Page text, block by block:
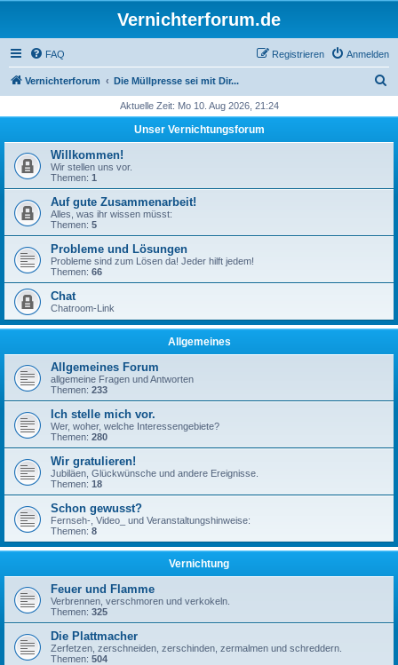
Vernichterforum.de
FAQ Anmelden
Registrieren
Vernichterforum Die Müllpresse sei mit Dir...
h
Aktuelle Zeit: Mo 10. Aug 2026, 21:24
Unser Vernichtungsforum
Willkommen!
Wir stellen uns vor.
Themen: 1
Auf gute Zusammenarbeit!
Alles, was ihr wissen müsst:
Themen: 5
Probleme und Lösungen
Probleme sind zum Lösen da! Jeder hilft jedem!
Themen: 66
Chat
Chatroom-Link
Allgemeines
Allgemeines Forum
allgemeine Fragen und Antworten
Themen: 233
Ich stelle mich vor.
Wer, woher, welche Interessengebiete?
Themen: 280
Wir gratulieren!
Jubiläen, Glückwünsche und andere Ereignisse.
Themen: 18
Schon gewusst?
Fernseh-, Video_ und Veranstaltungshinweise:
Themen: 8
Vernichtung
Feuer und Flamme
Verbrennen, verschmoren und verkokeln.
Themen: 325
Die Plattmacher
Zerfetzen, zerschneiden, zerschinden, zermalmen und schreddern.
Themen: 504